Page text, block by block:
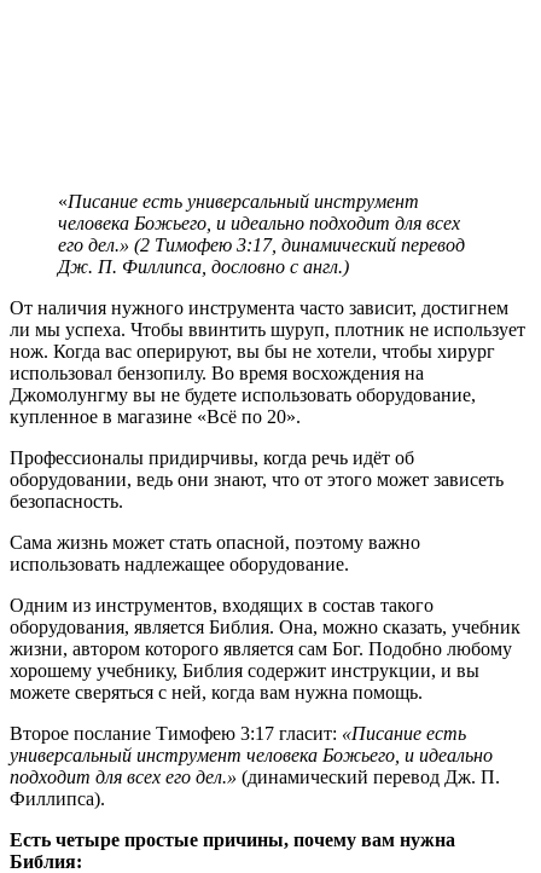
«Писание есть универсальный инструмент
человека Божьего, и идеально подходит для всех
его дел.» (2 Тимофею 3:17, динамический перевод
Дж. П. Филлипса, дословно с англ.)
От наличия нужного инструмента часто зависит, достигнем
ли мы успеха. Чтобы ввинтить шуруп, плотник не использует
нож. Когда вас оперируют, вы бы не хотели, чтобы хирург
использовал бензопилу. Во время восхождения на
Джомолунгму вы не будете использовать оборудование,
купленное в магазине «Всё по 20».
Профессионалы придирчивы, когда речь идёт об
оборудовании, ведь они знают, что от этого может зависеть
безопасность.
Сама жизнь может стать опасной, поэтому важно
использовать надлежащее оборудование.
Одним из инструментов, входящих в состав такого
оборудования, является Библия. Она, можно сказать, учебник
жизни, автором которого является сам Бог. Подобно любому
хорошему учебнику, Библия содержит инструкции, и вы
можете сверяться с ней, когда вам нужна помощь.
Второе послание Тимофею 3:17 гласит: «Писание есть
универсальный инструмент человека Божьего, и идеально
подходит для всех его дел.» (динамический перевод Дж. П.
Филлипса).
Есть четыре простые причины, почему вам нужна
Библия: